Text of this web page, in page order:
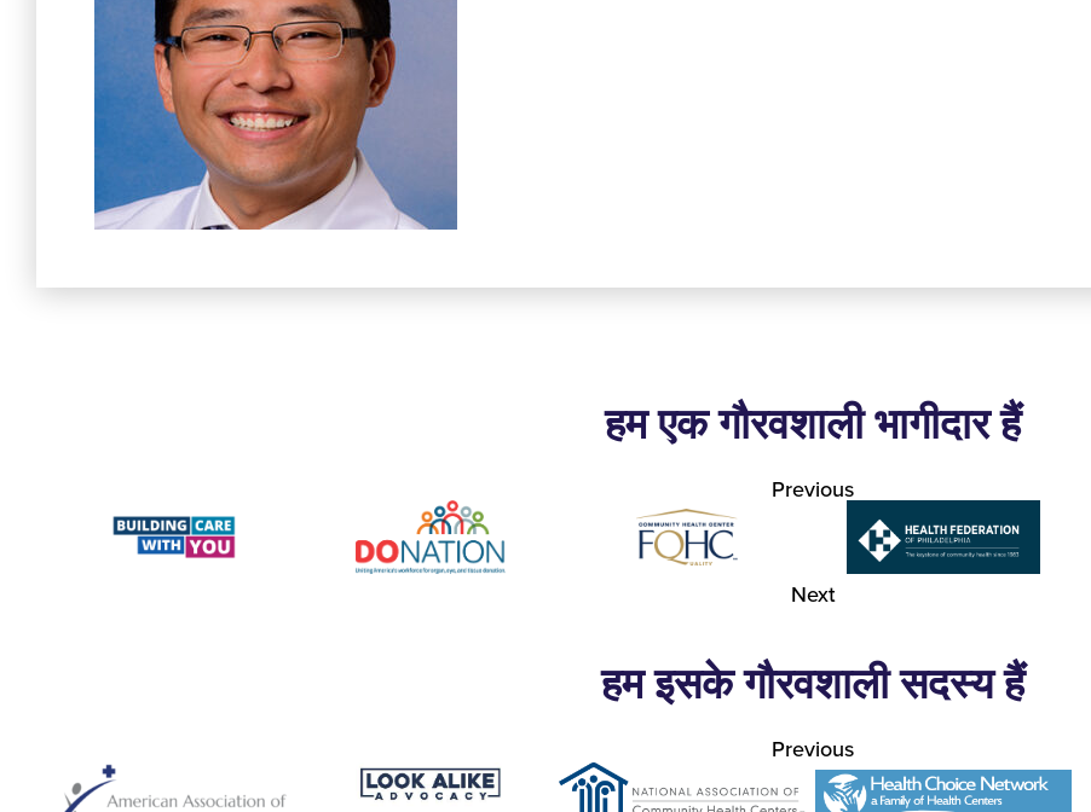
हम एक गौरवशाली भागीदार हैं
Previous
Next
हम इसके गौरवशाली सदस्य हैं
Previous